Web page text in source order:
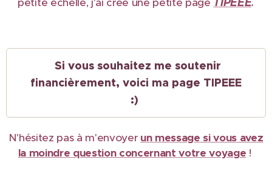
Si vous souhaitez me soutenir
financièrement, voici ma page TIPEEE
:)
N'hésitez pas à m'envoyer un message si vous avez
la moindre question concernant votre voyage !